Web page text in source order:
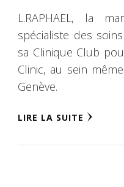
L.RAPHAEL, la
spécialiste des
sa Clinique Club
Clinic, au sein
Genève.
LIRE LA SUITE